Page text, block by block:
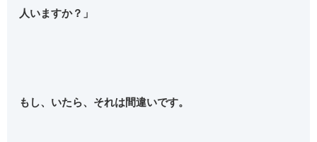
人いますか？」
もし、いたら、それは間違いです。